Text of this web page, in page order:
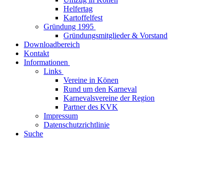
Helfertag
Kartoffelfest
Gründung 1995
Gründungsmitglieder & Vorstand
Downloadbereich
Kontakt
Informationen
Links
Vereine in Könen
Rund um den Karneval
Karnevalsvereine der Region
Partner des KVK
Impressum
Datenschutzrichtlinie
Suche